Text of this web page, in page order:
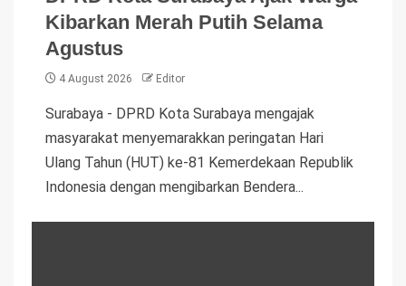
Kibarkan Merah Putih Selama
Agustus
4 August 2026 Editor
Surabaya - DPRD Kota Surabaya mengajak
masyarakat menyemarakkan peringatan Hari
Ulang Tahun (HUT) ke-81 Kemerdekaan Republik
Indonesia dengan mengibarkan Bendera...